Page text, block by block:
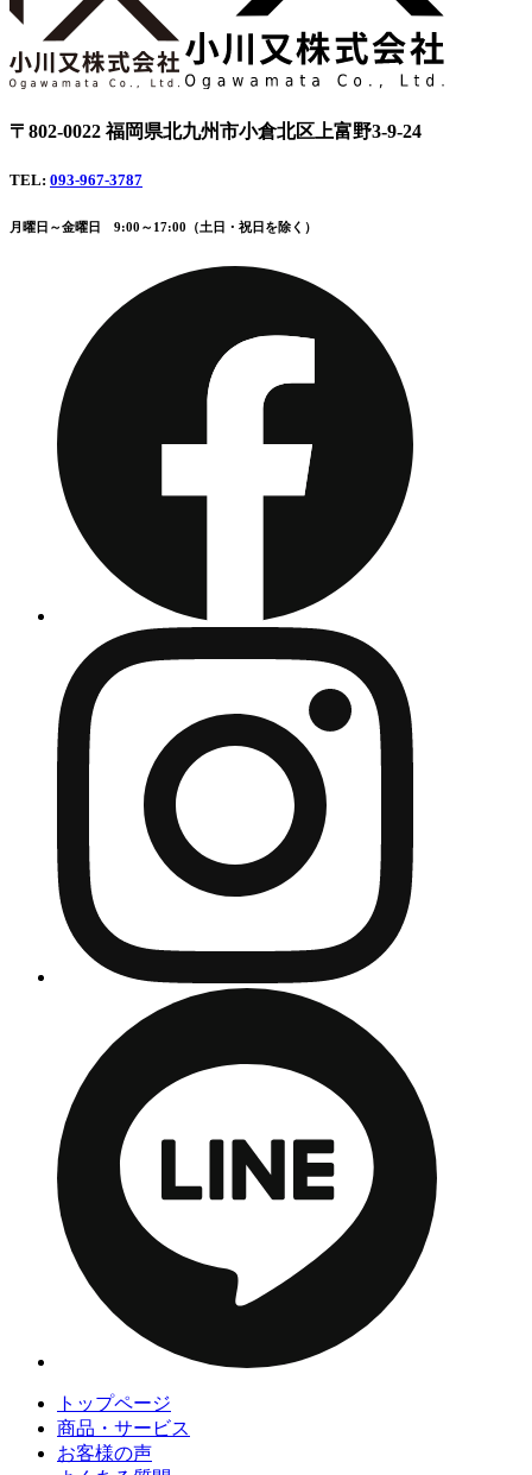
〒802-0022 福岡県北九州市小倉北区上富野3-9-24
TEL: 093-967-3787
月曜日～金曜日 9:00～17:00（土日・祝日を除く）
トップページ
商品・サービス
お客様の声